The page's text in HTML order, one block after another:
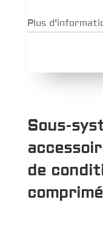
Plus
Sous-
de